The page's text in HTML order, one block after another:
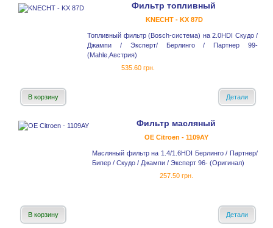
Фильтр топливный
KNECHT - KX 87D
Топливный фильтр (Bosch-система) на 2.0HDI Скудо /
Джампи / Эксперт/ Берлинго / Партнер 99-
(Mahle,Австрия)
535.60 грн.
В корзину Детали
Фильтр масляный
OE Citroen - 1109AY
Масляный фильтр на 1.4/1.6HDI Берлинго / Партнер/
Бипер / Скудо / Джампи / Эксперт 96- (Оригинал)
257.50 грн.
В корзину Детали